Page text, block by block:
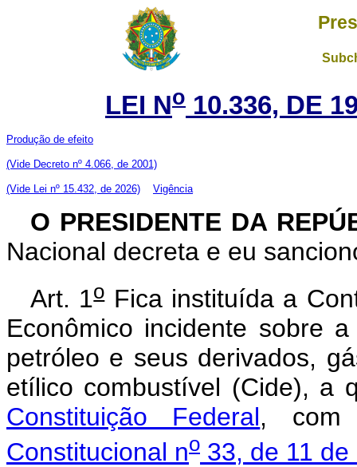
LEI No 10.336, DE
Produção de efeito
(Vide Decreto nº 4.066, de 2001)
(Vide Lei nº 15.432, de 2026) Vigência
O PRESIDENTE DA
Nacional decreta e eu
Art. 1o Fica instituída a
Econômico incidente sobre
petróleo e seus derivados,
etílico combustível (Cide), a
Constituição Federal, com
Constitucional no 33, de 11